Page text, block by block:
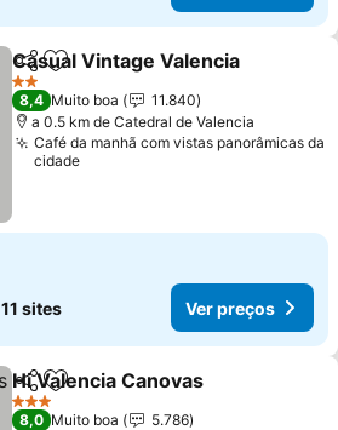
PartilharAdicionar aos favoritos
Casual Vintage Valencia
2 Estrelas
8,4 Muito boa
11.840
a 0.5 km de Catedral de Valencia
Café da manhã com vistas panorâmicas da
cidade
11 sites Ver preços
PartilharAdicionar aos favoritos
Hi Valencia Canovas
3 Estrelas
8,0 Muito boa
5.786